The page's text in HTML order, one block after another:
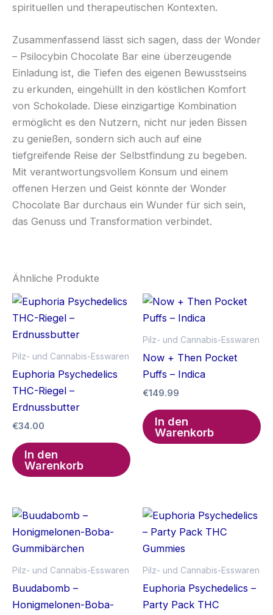
spirituellen und therapeutischen Kontexten.
Zusammenfassend lässt sich sagen, dass der Wonder
– Psilocybin Chocolate Bar eine überzeugende
Einladung ist, die Tiefen des eigenen Bewusstseins
zu erkunden, eingehüllt in den köstlichen Komfort
von Schokolade. Diese einzigartige Kombination
ermöglicht es den Nutzern, nicht nur jeden Bissen
zu genießen, sondern sich auch auf eine
tiefgreifende Reise der Selbstfindung zu begeben.
Mit verantwortungsvollem Konsum und einem
offenen Herzen und Geist könnte der Wonder
Chocolate Bar durchaus ein Wunder für sich sein,
das Genuss und Transformation verbindet.
Ähnliche Produkte
Pilz- und Cannabis-Esswaren
Euphoria Psychedelics
THC-Riegel –
Erdnussbutter
€34.00
In den
Warenkorb
Pilz- und Cannabis-Esswaren
Now + Then Pocket
Puffs – Indica
€149.99
In den
Warenkorb
Pilz- und Cannabis-Esswaren
Buudabomb –
Honigmelonen-Boba-
Pilz- und Cannabis-Esswaren
Euphoria Psychedelics –
Party Pack THC